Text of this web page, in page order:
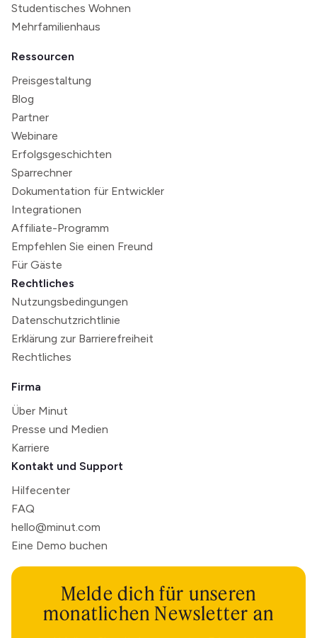
Studentisches Wohnen
Mehrfamilienhaus
Ressourcen
Preisgestaltung
Blog
Partner
Webinare
Erfolgsgeschichten
Sparrechner
Dokumentation für Entwickler
Integrationen
Affiliate-Programm
Empfehlen Sie einen Freund
Für Gäste
Rechtliches
Nutzungsbedingungen
Datenschutzrichtlinie
Erklärung zur Barrierefreiheit
Rechtliches
Firma
Über Minut
Presse und Medien
Karriere
Kontakt und Support
Hilfecenter
FAQ
hello@minut.com
Eine Demo buchen
Melde dich für unseren
monatlichen Newsletter an